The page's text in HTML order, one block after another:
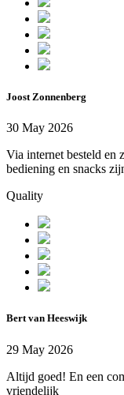
Joost Zonnenberg
30 May 2026
Via internet besteld en
bediening en snacks
Quality
Bert van Heeswijk
29 May 2026
Altijd goed! En een
vriendelijk